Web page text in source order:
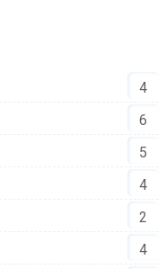
4
6
5
4
2
4